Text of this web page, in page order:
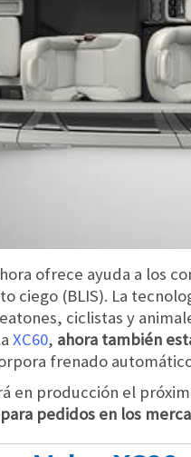
ofrece ayuda a los
ciego (BLIS). La
ciclistas y
XC60, ahora también
frenado
en producción el
pedidos en los